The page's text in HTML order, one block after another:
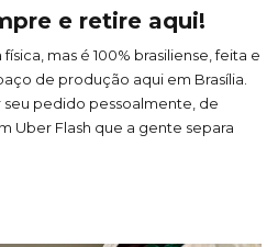
e retire aqui!
mas é 100% brasiliense, feita e
de produção aqui em Brasília.
pedido pessoalmente, de
Uber Flash que a gente separa